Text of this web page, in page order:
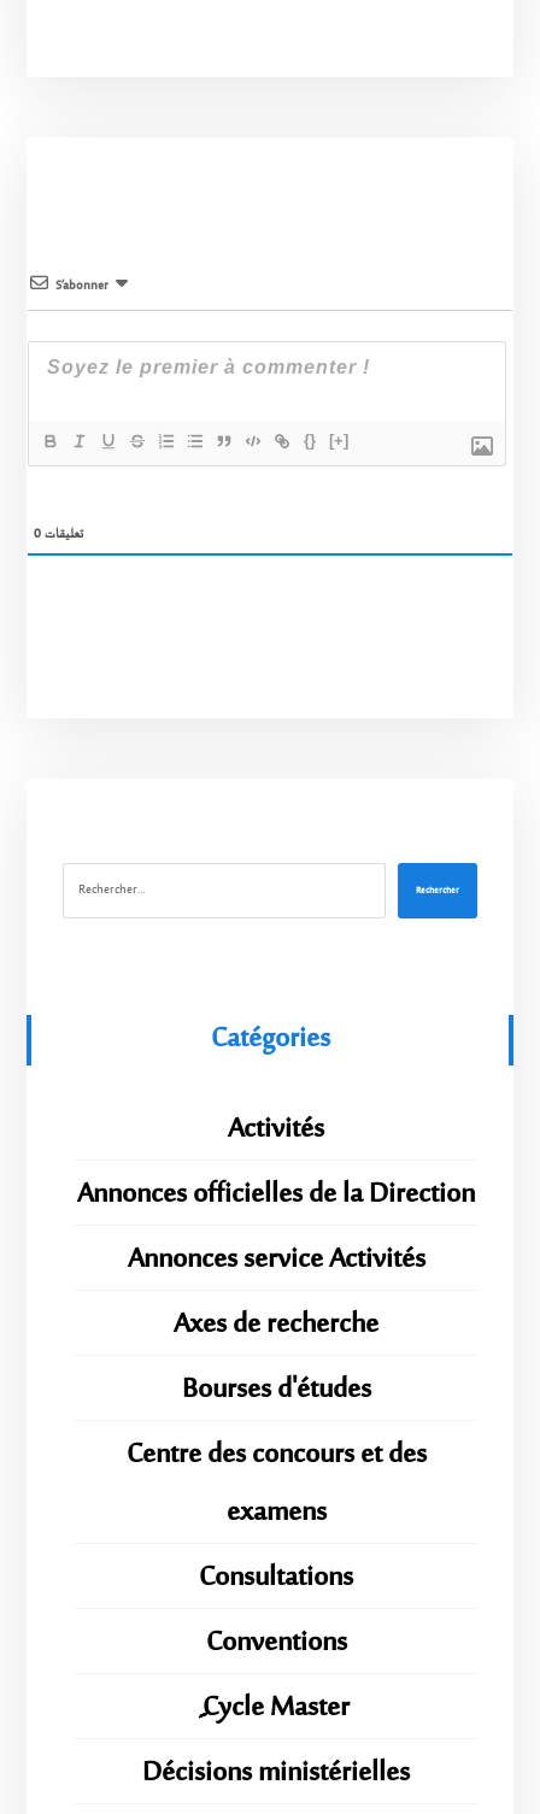
S’abonner
{} [+]
0تعليقات
Rechercher
Catégories
Activités
Annonces officielles de la Direction
Annonces service Activités
Axes de recherche
Bourses d'études
Centre des concours et des
examens
Consultations
Conventions
ِِِCycle Master
Décisions ministérielles